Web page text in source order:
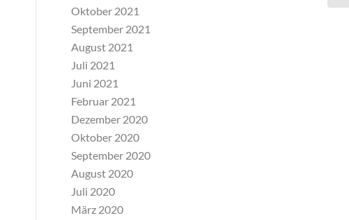
Oktober 2021
September 2021
August 2021
Juli 2021
Juni 2021
Februar 2021
Dezember 2020
Oktober 2020
September 2020
August 2020
Juli 2020
März 2020